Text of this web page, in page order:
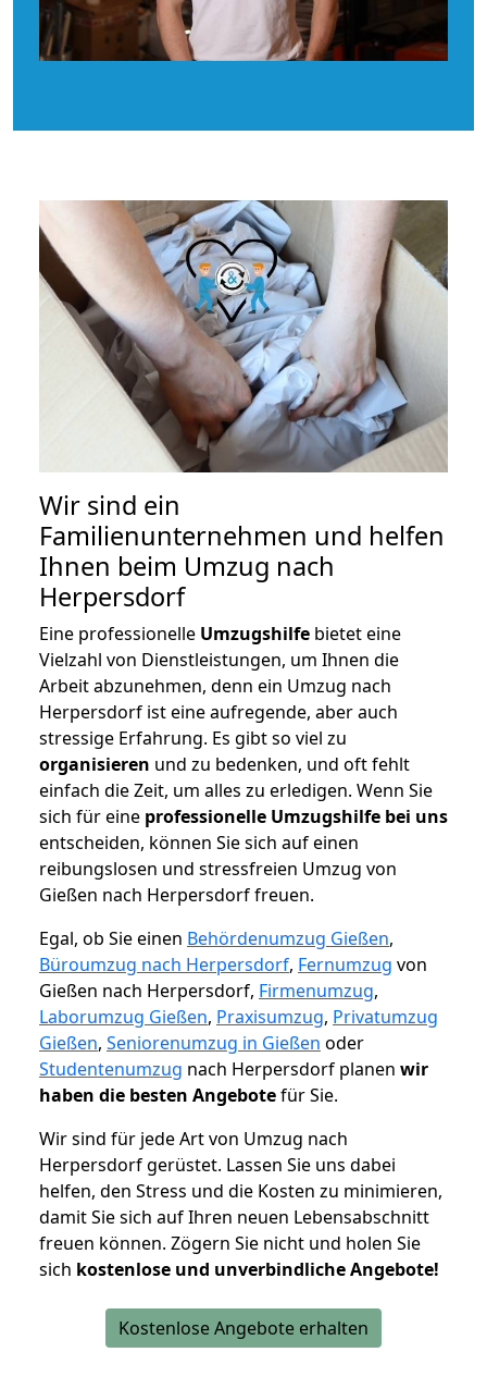
Wir sind ein
Familienunternehmen und helfen
Ihnen beim Umzug nach
Herpersdorf
Eine professionelle Umzugshilfe bietet eine
Vielzahl von Dienstleistungen, um Ihnen die
Arbeit abzunehmen, denn ein Umzug nach
Herpersdorf ist eine aufregende, aber auch
stressige Erfahrung. Es gibt so viel zu
organisieren und zu bedenken, und oft fehlt
einfach die Zeit, um alles zu erledigen. Wenn Sie
sich für eine professionelle Umzugshilfe bei uns
entscheiden, können Sie sich auf einen
reibungslosen und stressfreien Umzug von
Gießen nach Herpersdorf freuen.
Egal, ob Sie einen Behördenumzug Gießen,
Büroumzug nach Herpersdorf, Fernumzug von
Gießen nach Herpersdorf, Firmenumzug,
Laborumzug Gießen, Praxisumzug, Privatumzug
Gießen, Seniorenumzug in Gießen oder
Studentenumzug nach Herpersdorf planen wir
haben die besten Angebotefür Sie.
Wir sind für jede Art von Umzug nach
Herpersdorf gerüstet. Lassen Sie uns dabei
helfen, den Stress und die Kosten zu minimieren,
damit Sie sich auf Ihren neuen Lebensabschnitt
freuen können. Zögern Sie nicht und holen Sie
sich kostenlose und unverbindliche Angebote!
Kostenlose Angebote erhalten